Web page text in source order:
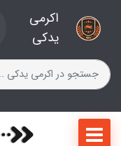
اکرمی
یدکی